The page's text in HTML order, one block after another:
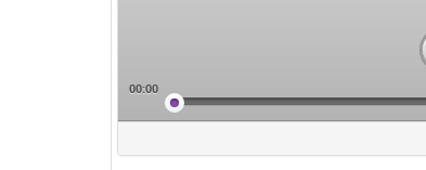
00:00